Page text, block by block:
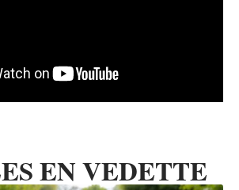
EN VEDETTE